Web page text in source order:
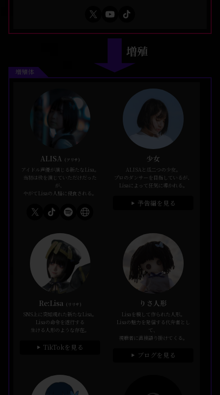
増殖
増殖体
ALISA (アリサ)
アイドル声優が演じる新たなLisa。
当初は役を演じていただけだった
が、
やがてLisaの人格に侵食される。
少女
ALISAと瓜二つの少女。
プロのダンサーを目指しているが、
Lisaによって狂気に導かれる。
▶ 予告編を見る
Re:Lisa (リリサ)
SNS上に突如現れた新たなLisa。
Lisaの命令を遂行する
生ける人形のような存在。
▶ TikTokを見る
りさ人形
Lisaを模して作られた人形。
Lisaの魅力を発信する代弁者とし
て、
視聴者に直接語り掛けてくる。
▶ ブログを見る